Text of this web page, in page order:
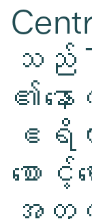
သည်
၏နေ
ဧရိယ
စော